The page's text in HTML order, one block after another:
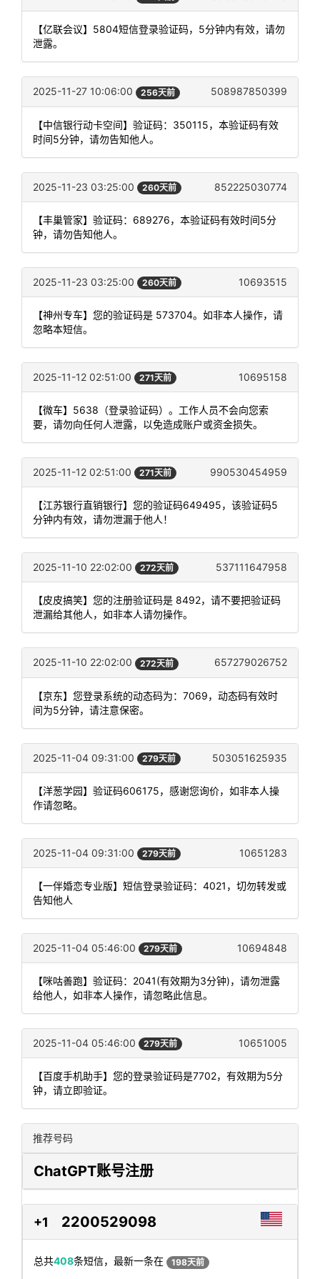
【亿联会议】5804短信登录验证码，5分钟内有效，请勿
泄露。
2025-11-27 10:06:00 256天前 508987850399
【中信银行动卡空间】验证码：350115，本验证码有效
时间5分钟，请勿告知他人。
2025-11-23 03:25:00 260天前 852225030774
【丰巢管家】验证码：689276，本验证码有效时间5分
钟，请勿告知他人。
2025-11-23 03:25:00 260天前 10693515
【神州专车】您的验证码是 573704。如非本人操作，请
忽略本短信。
2025-11-12 02:51:00 271天前 10695158
【微车】5638（登录验证码）。工作人员不会向您索
要，请勿向任何人泄露，以免造成账户或资金损失。
2025-11-12 02:51:00 271天前 990530454959
【江苏银行直销银行】您的验证码649495，该验证码5
分钟内有效，请勿泄漏于他人！
2025-11-10 22:02:00 272天前 537111647958
【皮皮搞笑】您的注册验证码是 8492，请不要把验证码
泄漏给其他人，如非本人请勿操作。
2025-11-10 22:02:00 272天前 657279026752
【京东】您登录系统的动态码为：7069，动态码有效时
间为5分钟，请注意保密。
2025-11-04 09:31:00 279天前 503051625935
【洋葱学园】验证码606175，感谢您询价，如非本人操
作请忽略。
2025-11-04 09:31:00 279天前 10651283
【一伴婚恋专业版】短信登录验证码：4021，切勿转发或
告知他人
2025-11-04 05:46:00 279天前 10694848
【咪咕善跑】验证码：2041(有效期为3分钟)，请勿泄露
给他人，如非本人操作，请忽略此信息。
2025-11-04 05:46:00 279天前 10651005
【百度手机助手】您的登录验证码是7702，有效期为5分
钟，请立即验证。
推荐号码
ChatGPT账号注册
+1 2200529098
总共408条短信，最新一条在 198天前